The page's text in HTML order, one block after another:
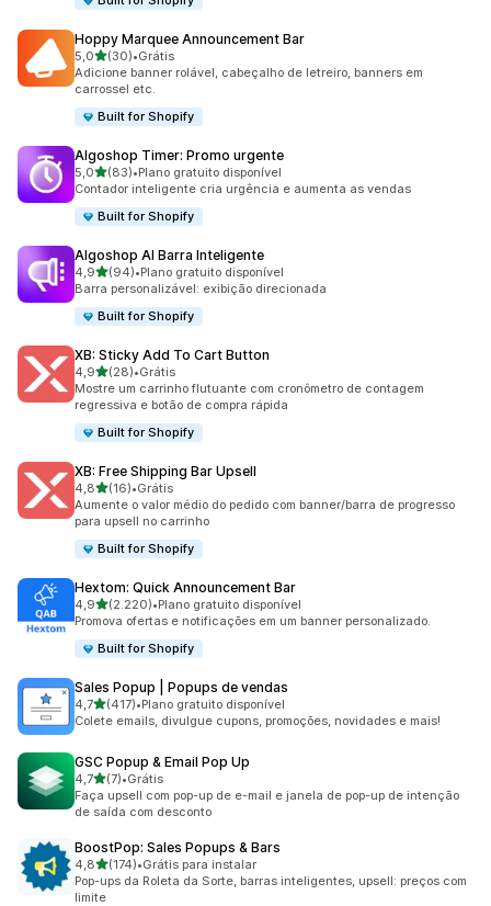
Hoppy Marquee Announcement Bar
5,0de 5 estrelas
(30)
30 avaliações ao todo
•Grátis
Adicione banner rolável, cabeçalho de letreiro, banners em
carrossel etc.
Built for Shopify
Algoshop Timer: Promo urgente
5,0de 5 estrelas
(83)
83 avaliações ao todo
•Plano gratuito disponível
Contador inteligente cria urgência e aumenta as vendas
Built for Shopify
Algoshop AI Barra Inteligente
4,9de 5 estrelas
(94)
94 avaliações ao todo
•Plano gratuito disponível
Barra personalizável: exibição direcionada
Built for Shopify
XB: Sticky Add To Cart Button
4,9de 5 estrelas
(28)
28 avaliações ao todo
•Grátis
Mostre um carrinho flutuante com cronômetro de contagem
regressiva e botão de compra rápida
Built for Shopify
XB: Free Shipping Bar Upsell
4,8de 5 estrelas
(16)
16 avaliações ao todo
•Grátis
Aumente o valor médio do pedido com banner/barra de progresso
para upsell no carrinho
Built for Shopify
Hextom: Quick Announcement Bar
4,9de 5 estrelas
(2.220)
2220 avaliações ao todo
•Plano gratuito disponível
Promova ofertas e notificações em um banner personalizado.
Built for Shopify
Sales Popup | Popups de vendas
4,7de 5 estrelas
(417)
417 avaliações ao todo
•Plano gratuito disponível
Colete emails, divulgue cupons, promoções, novidades e mais!
GSC Popup & Email Pop Up
4,7de 5 estrelas
(7)
7 avaliações ao todo
•Grátis
Faça upsell com pop-up de e-mail e janela de pop-up de intenção
de saída com desconto
BoostPop: Sales Popups & Bars
4,8de 5 estrelas
(174)
174 avaliações ao todo
•Grátis para instalar
Pop-ups da Roleta da Sorte, barras inteligentes, upsell: preços com
limite